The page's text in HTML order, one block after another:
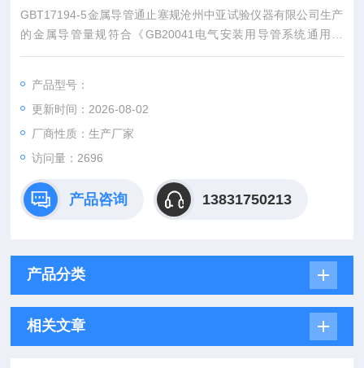
GBT17194-5金属导管通止塞规沧州中亚试验仪器有限公司生产
的金属导管量规符合《GB20041电气安装用导管系统通用要
求》、《GBT 17194-1997 电气导管 电气安装用导管的外径和
产品型号：
更新时间：2026-08-02
厂商性质：生产厂家
访问量：2696
产品咨询 13831750213
产品分类
相关文章